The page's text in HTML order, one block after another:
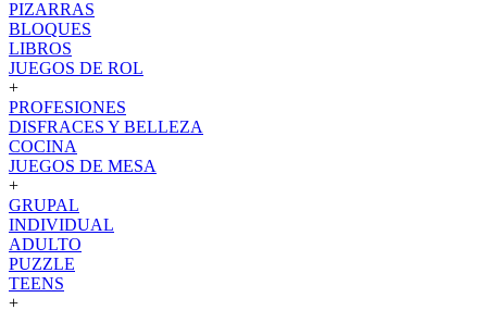
PIZARRAS
BLOQUES
LIBROS
JUEGOS DE ROL
+
PROFESIONES
DISFRACES Y BELLEZA
COCINA
JUEGOS DE MESA
+
GRUPAL
INDIVIDUAL
ADULTO
PUZZLE
TEENS
+